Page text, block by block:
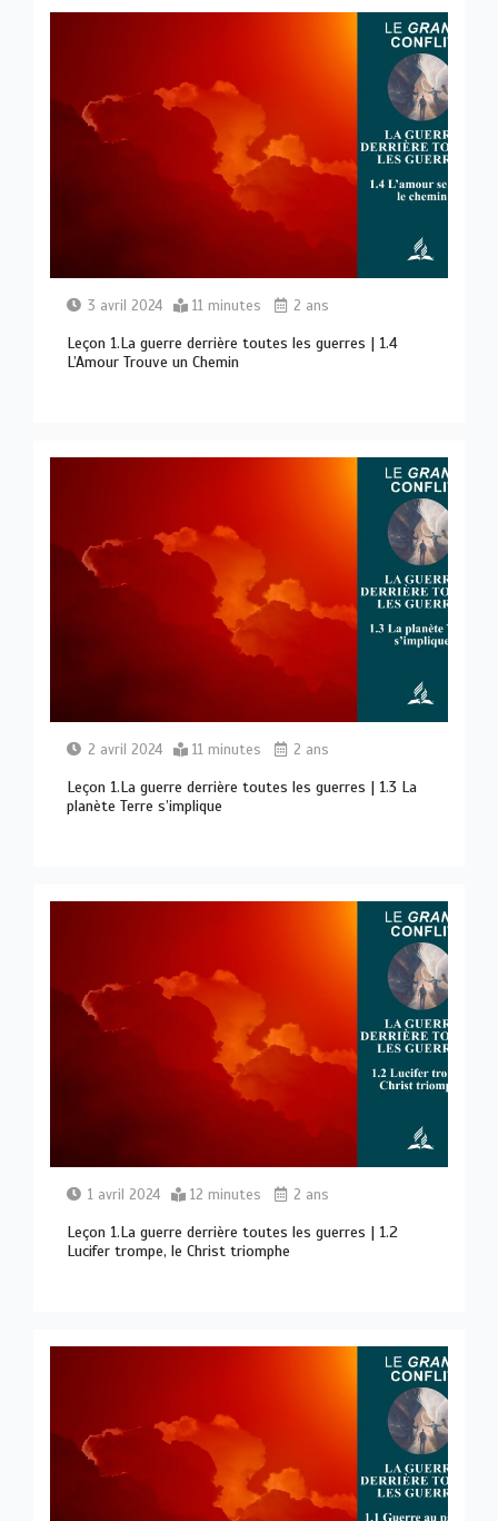
3 avril 2024 11 minutes 2 ans
Leçon 1.La guerre derrière toutes les guerres | 1.4
L’Amour Trouve un Chemin
2 avril 2024 11 minutes 2 ans
Leçon 1.La guerre derrière toutes les guerres | 1.3 La
planète Terre s’implique
1 avril 2024 12 minutes 2 ans
Leçon 1.La guerre derrière toutes les guerres | 1.2
Lucifer trompe, le Christ triomphe